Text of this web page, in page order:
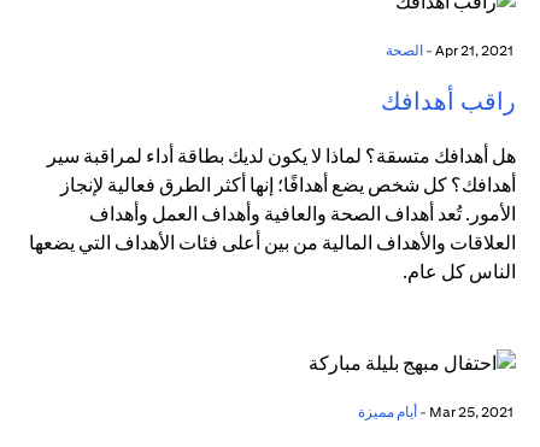
الصحة
راقب أهدافك
هل أهدافك متسقة؟ لماذا لا يكون لديك بطاقة أداء لمراقبة سير
أهدافك؟ كل شخص يضع أهدافًا؛ إنها أكثر الطرق فعالية لإنجاز
الأمور. تُعد أهداف الصحة والعافية وأهداف العمل وأهداف
العلاقات والأهداف المالية من بين أعلى فئات الأهداف التي يضعها
الناس كل عام.
أيام مميزة